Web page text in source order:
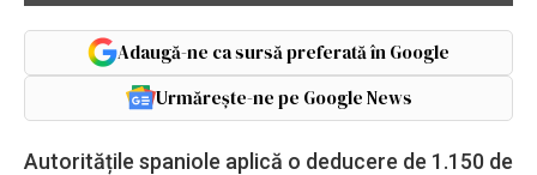
Adaugă-ne ca sursă preferată în Google
Urmărește-ne pe Google News
Autoritățile spaniole aplică o deducere de 1.150 de